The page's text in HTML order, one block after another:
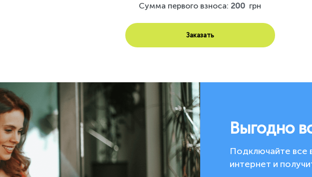
Сумма первого взноса: 200 грн
Выгодно
Подключайте все
интернет и